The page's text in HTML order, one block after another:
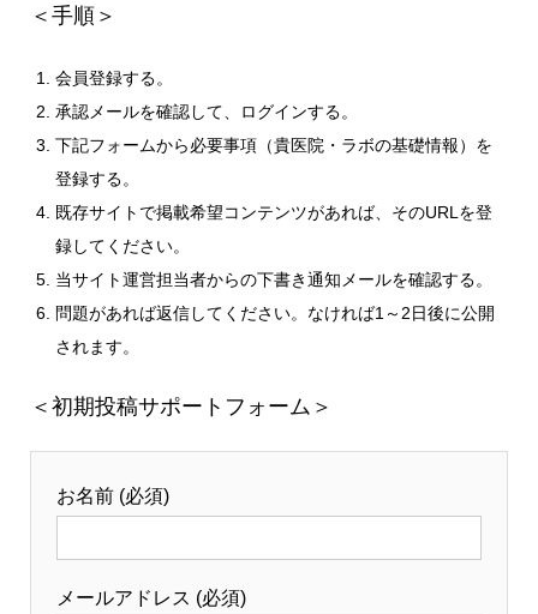
＜手順＞
会員登録する。
承認メールを確認して、ログインする。
下記フォームから必要事項（貴医院・ラボの基礎情報）を
登録する。
既存サイトで掲載希望コンテンツがあれば、そのURLを登
録してください。
当サイト運営担当者からの下書き通知メールを確認する。
問題があれば返信してください。なければ1～2日後に公開
されます。
＜初期投稿サポートフォーム＞
お名前 (必須)
メールアドレス (必須)